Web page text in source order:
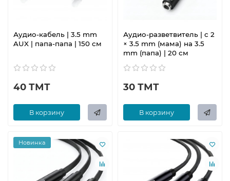
Аудио-кабель | 3.5 mm
AUX | папа-папа | 150 см
40 ТМТ
В корзину
Аудио-разветвитель | с 2
× 3.5 mm (мама) на 3.5
mm (папа) | 20 см
30 ТМТ
В корзину
Новинка